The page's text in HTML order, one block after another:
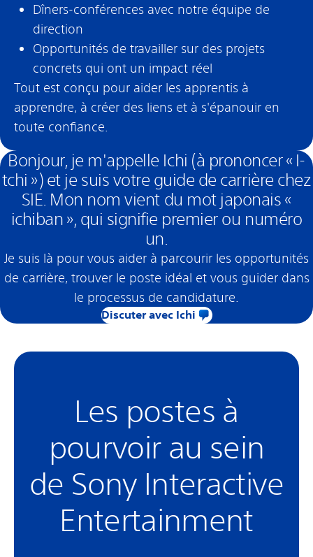
Dîners-conférences avec notre équipe de
direction
Opportunités de travailler sur des projets
concrets qui ont un impact réel
Tout est conçu pour aider les apprentis à
apprendre, à créer des liens et à s'épanouir en
toute confiance.
Bonjour, je m'appelle Ichi (à prononcer « I-
tchi ») et je suis votre guide de carrière chez
SIE. Mon nom vient du mot japonais «
ichiban », qui signifie premier ou numéro
un.
Je suis là pour vous aider à parcourir les opportunités
de carrière, trouver le poste idéal et vous guider dans
le processus de candidature.
Discuter avec Ichi
Les postes à
pourvoir au sein
de Sony Interactive
Entertainment